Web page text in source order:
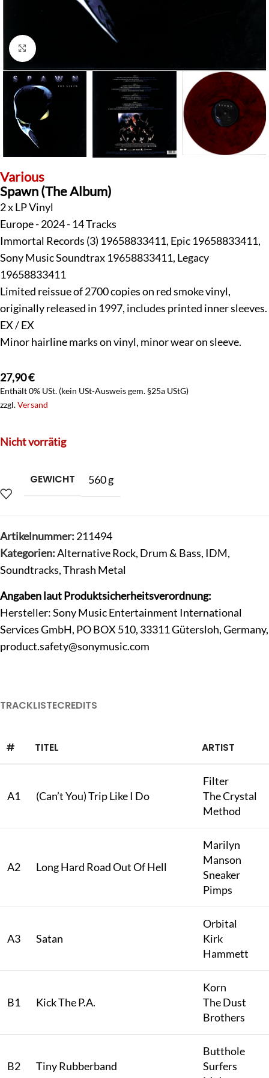
Klick zum Vergrößern
Various
Spawn (The Album)
2 x LP Vinyl
Europe - 2024 - 14 Tracks
Immortal Records (3) 19658833411, Epic 19658833411,
Sony Music Soundtrax 19658833411, Legacy
19658833411
Limited reissue of 2700 copies on red smoke vinyl,
originally released in 1997, includes printed inner sleeves.
EX / EX
Minor hairline marks on vinyl, minor wear on sleeve.
27,90€
Enthält 0% USt. (kein USt-Ausweis gem. §25a UStG)
zzgl.Versand
Nicht vorrätig
GEWICHT 560 g
Artikelnummer: 211494
Kategorien:Alternative Rock, Drum & Bass, IDM,
Soundtracks,Thrash Metal
Angaben laut Produktsicherheitsverordnung:
Hersteller: Sony Music Entertainment International
Services GmbH, PO BOX 510, 33311 Gütersloh, Germany,
product.safety@sonymusic.com
TRACKLISTECREDITS
# TITEL ARTIST
A1 (Can’t You) Trip Like I Do
Filter
The Crystal
Method
A2 Long Hard Road Out Of Hell
Marilyn
Manson
Sneaker
Pimps
A3 Satan
Orbital
Kirk
Hammett
B1 Kick The P.A.
Korn
The Dust
Brothers
B2 Tiny Rubberband
Butthole
Surfers